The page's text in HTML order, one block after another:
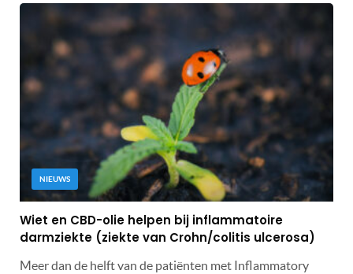
NIEUWS
Wiet en CBD-olie helpen bij inflammatoire
darmziekte (ziekte van Crohn/colitis ulcerosa)
Meer dan de helft van de patiënten met Inflammatory